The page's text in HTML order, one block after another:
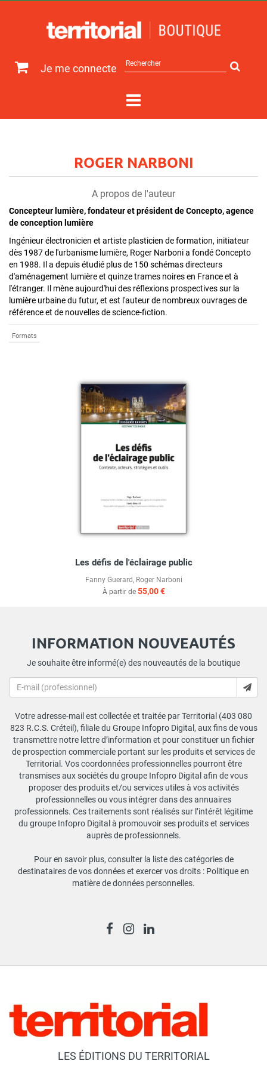
Je me connecte
sur
ROGER NARBONI
A propos de l'auteur
Concepteur lumière, fondateur et président de Concepto, agence
de conception lumière
Ingénieur électronicien et artiste plasticien de formation, initiateur
dès 1987 de l'urbanisme lumière, Roger Narboni a fondé Concepto
en 1988. Il a depuis étudié plus de 150 schémas directeurs
d'aménagement lumière et quinze trames noires en France et à
l'étranger. Il mène aujourd'hui des réflexions prospectives sur la
lumière urbaine du futur, et est l'auteur de nombreux ouvrages de
référence et de nouvelles de science-fiction.
Formats
Les défis de l'éclairage public
Fanny Guerard, Roger Narboni
À partir de 55,00 €
INFORMATION NOUVEAUTÉS
Je souhaite être informé(e) des nouveautés de la boutique
Votre adresse-mail est collectée et traitée par Territorial (403 080
823 R.C.S. Créteil), filiale du Groupe Infopro Digital, aux fins de vous
transmettre notre lettre d’information et pour constituer un fichier
de prospection commerciale portant sur les produits et services de
Territorial. Vos coordonnées professionnelles pourront être
transmises aux sociétés du groupe Infopro Digital afin de vous
proposer des produits et/ou services utiles à vos activités
professionnelles ou vous intégrer dans des annuaires
professionnels. Ces traitements sont réalisés sur l’intérêt légitime
du groupe Infopro Digital à promouvoir ses produits et services
auprès de professionnels.
Pour en savoir plus, consulter la liste des catégories de
destinataires de vos données et exercer vos droits : Politique en
matière de données personnelles.
LES ÉDITIONS DU TERRITORIAL